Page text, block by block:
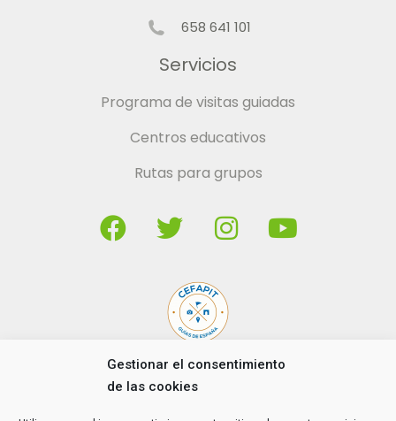
Gestionar el consentimiento
de las cookies
658 641 101
Servicios
Programa de visitas guiadas
Centros educativos
Rutas para grupos